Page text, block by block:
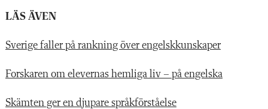
LÄS ÄVEN
Sverige faller på rankning över engelskkunskaper
Forskaren om elevernas hemliga liv – på engelska
Skämten ger en djupare språkförståelse